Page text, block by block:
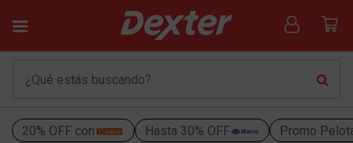
20% OFF con Hasta 30% OFF Promo